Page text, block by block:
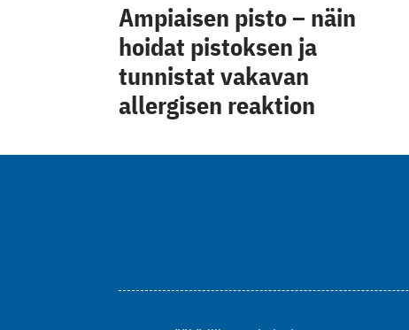
Ampiaisen pisto – näin
hoidat pistoksen ja
tunnistat vakavan
allergisen reaktion